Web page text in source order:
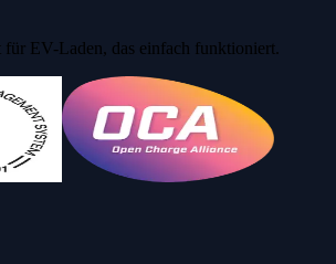
für EV-Laden, das einfach funktioniert.